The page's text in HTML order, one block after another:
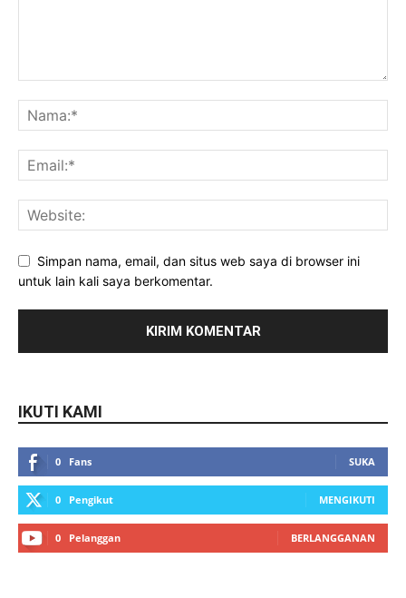
Simpan nama, email, dan situs web saya di browser ini
untuk lain kali saya berkomentar.
IKUTI KAMI
0 Fans SUKA
0 Pengikut MENGIKUTI
0 Pelanggan BERLANGGANAN